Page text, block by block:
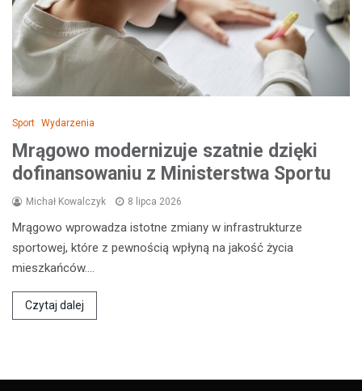
Sport Wydarzenia
Mrągowo modernizuje szatnie dzięki
dofinansowaniu z Ministerstwa Sportu
Michał Kowalczyk 8 lipca 2026
Mrągowo wprowadza istotne zmiany w infrastrukturze
sportowej, które z pewnością wpłyną na jakość życia
mieszkańców.…
Czytaj dalej